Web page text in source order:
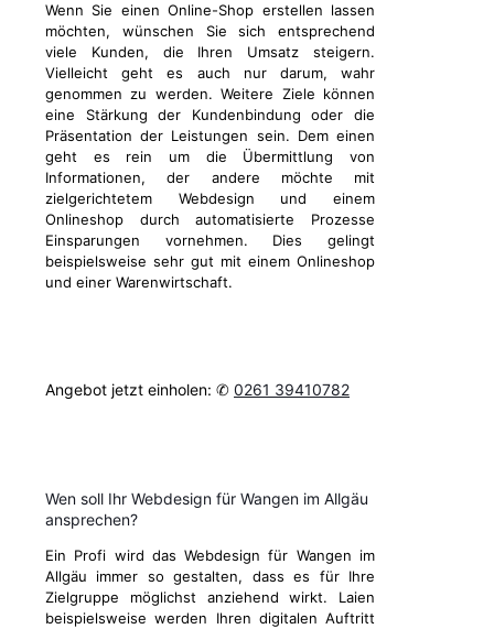
Wenn Sie einen Online-Shop erstellen lassen
möchten, wünschen Sie sich entsprechend
viele Kunden, die Ihren Umsatz steigern.
Vielleicht geht es auch nur darum, wahr
genommen zu werden. Weitere Ziele können
eine Stärkung der Kundenbindung oder die
Präsentation der Leistungen sein. Dem einen
geht es rein um die Übermittlung von
Informationen, der andere möchte mit
zielgerichtetem Webdesign und einem
Onlineshop durch automatisierte Prozesse
Einsparungen vornehmen. Dies gelingt
beispielsweise sehr gut mit einem Onlineshop
und einer Warenwirtschaft.
Angebot jetzt einholen: ✆ 0261 39410782
Wen soll Ihr Webdesign für Wangen im Allgäu
ansprechen?
Ein Profi wird das Webdesign für Wangen im
Allgäu immer so gestalten, dass es für Ihre
Zielgruppe möglichst anziehend wirkt. Laien
beispielsweise werden Ihren digitalen Auftritt